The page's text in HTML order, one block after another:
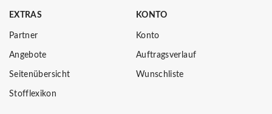
EXTRAS
Partner
Angebote
Seitenübersicht
Stofflexikon
KONTO
Konto
Auftragsverlauf
Wunschliste